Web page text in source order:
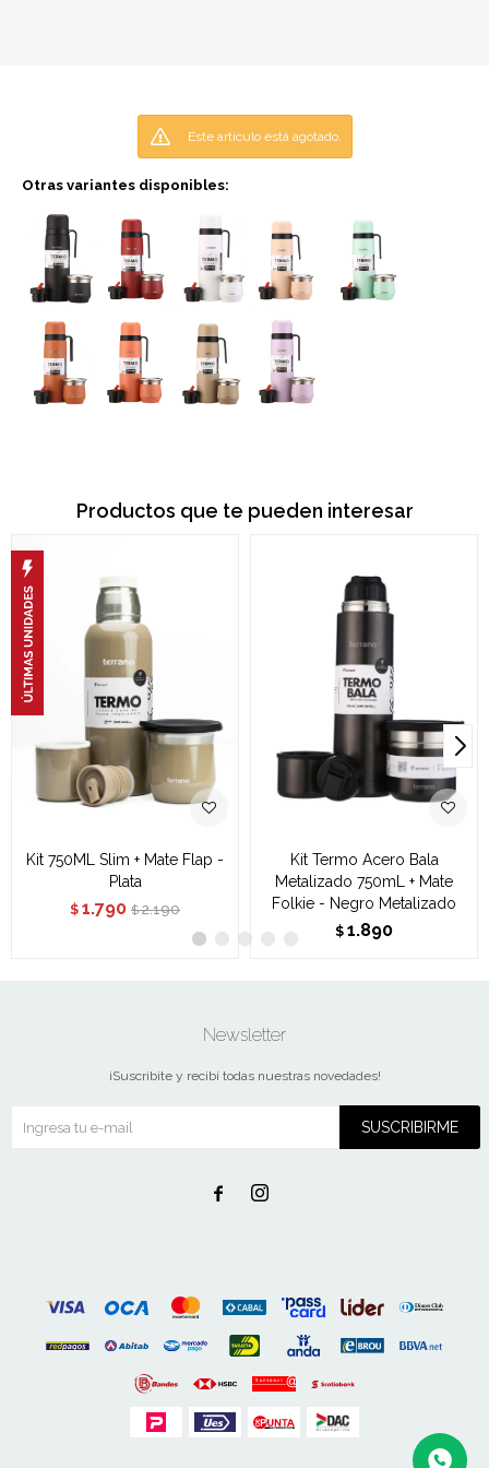
Este artículo está agotado.
Otras variantes disponibles:
Productos que te pueden interesar
Kit 750ML Slim + Mate Flap -
Plata
$ 1.790 $ 2.190
Kit Termo Acero Bala
Metalizado 750mL + Mate
Folkie - Negro Metalizado
$ 1.890
Newsletter
¡Suscribite y recibí todas nuestras novedades!
SUSCRIBIRME
 